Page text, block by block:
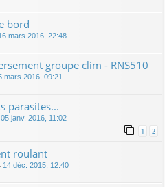
bord
mars 2016, 22:48
groupe clim - RNS510
mars 2016, 09:21
parasites...
05 janv. 2016, 11:02
1 2
roulant
14 déc. 2015, 12:40